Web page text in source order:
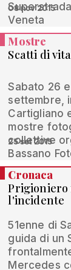
Veneta
08 nov 2015
Mostre
Scatti di vita
Sabato 26
settembre,
Cartigliano
mostre
collettive
Bassano
25 set 2015
Cronaca
Prigioniero
l'incidente
51enne di
guida di un
Mercedes